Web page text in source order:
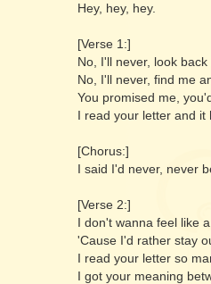
Hey, hey, hey.
[Verse 1:]
No, I'll never, look
No, I'll never, find me
You promised me,
I read your letter and it
[Chorus:]
I said I'd never, never
[Verse 2:]
I don't wanna feel like
'Cause I'd rather stay
I read your letter so
I got your meaning